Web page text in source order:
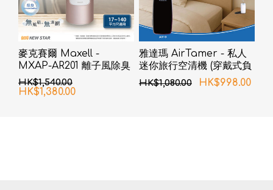
麥克賽爾 Maxell -
MXAP-AR201 離子風除臭
抗菌機 粉紅色
HK$1,540.00
HK$1,380.00
雅達瑪 AirTamer - 私人
迷你旅行空清機 (穿戴式負
離子空氣清淨機) A310 - 黑
HK$1,080.00 HK$998.00